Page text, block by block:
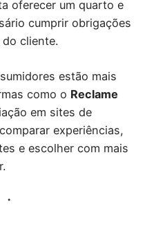
oferecer um quarto e
cumprir obrigações
cliente.
estão mais
como o Reclame
em sites de
experiências,
e escolher com mais